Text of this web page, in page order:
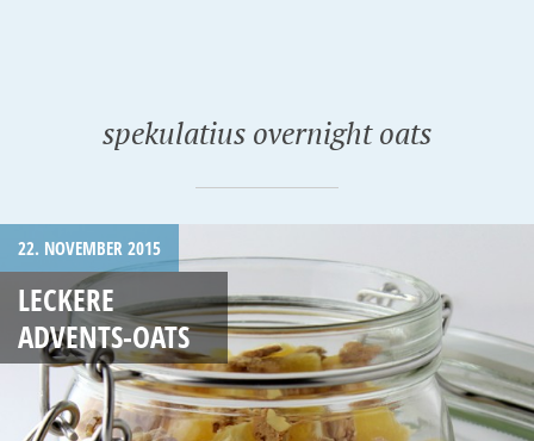
spekulatius overnight oats
22. NOVEMBER 2015
LECKERE
ADVENTS-OATS